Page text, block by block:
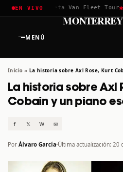
EN VIVO
2026✱Greta Van Fleet Tour✱
MENÚ
Inicio » La historia sobre Axl Rose, Kurt
La historia sobre Axl
Cobain y un piano
f 𝕏 W ✉
Por Álvaro García Última actualización: 20